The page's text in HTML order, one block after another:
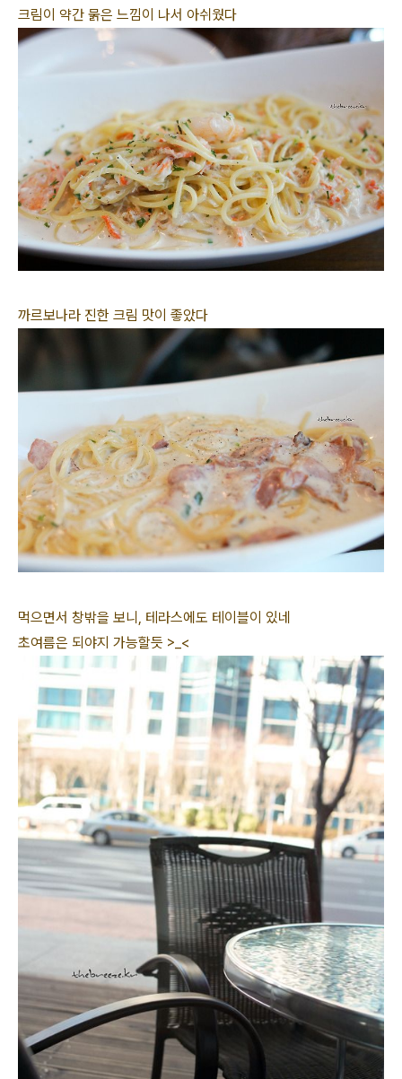
크림이 약간 묽은 느낌이 나서 아쉬웠다
까르보나라 진한 크림 맛이 좋았다
먹으면서 창밖을 보니, 테라스에도 테이블이 있네
초여름은 되야지 가능할듯 >_<